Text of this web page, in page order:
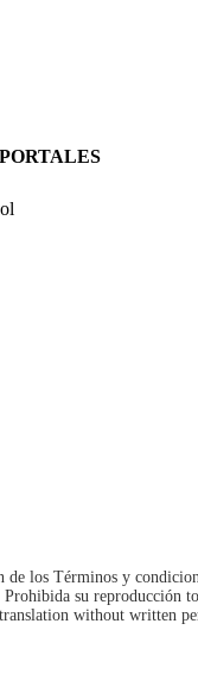
de los Términos y
su reproducción
without written